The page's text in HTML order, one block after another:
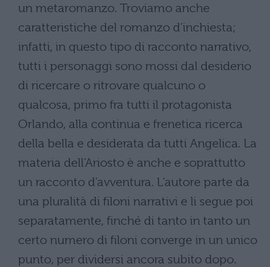
un metaromanzo. Troviamo anche
caratteristiche del romanzo d’inchiesta;
infatti, in questo tipo di racconto narrativo,
tutti i personaggi sono mossi dal desiderio
di ricercare o ritrovare qualcuno o
qualcosa, primo fra tutti il protagonista
Orlando, alla continua e frenetica ricerca
della bella e desiderata da tutti Angelica. La
materia dell’Ariosto è anche e soprattutto
un racconto d’avventura. L’autore parte da
una pluralità di filoni narrativi e li segue poi
separatamente, finché di tanto in tanto un
certo numero di filoni converge in un unico
punto, per dividersi ancora subito dopo.